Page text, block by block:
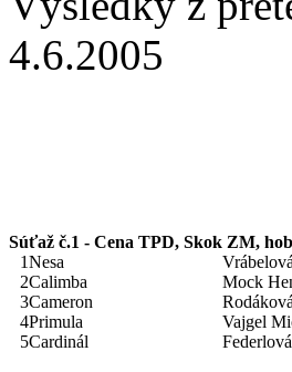
4.6.2005
Súťaž č.1 - Cena TPD, Skok ZM,
1Nesa
2Calimba
Mock
3Cameron
4Primula
Vajgel
5Cardinál